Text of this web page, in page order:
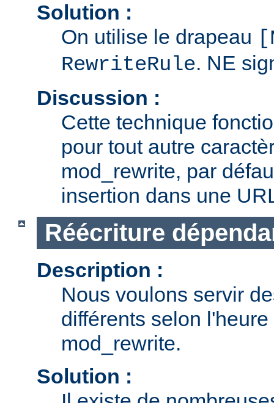
Solution :
On utilise le drapeau
RewriteRule. NE
Discussion :
Cette technique
pour tout autre
mod_rewrite, par
insertion dans une
Réécriture
Description :
Nous voulons servir
différents selon
mod_rewrite.
Solution :